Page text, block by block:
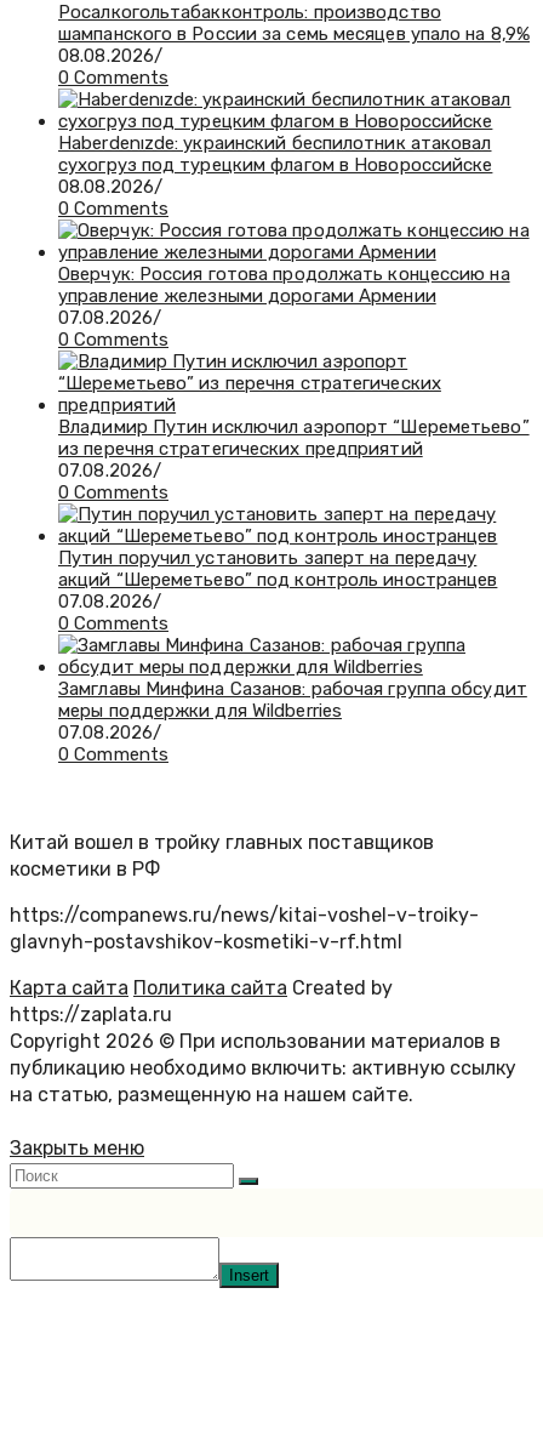
Росалкогольтабакконтроль: производство
шампанского в России за семь месяцев упало на 8,9%
08.08.2026/
0 Comments
Haberdenızde: украинский беспилотник атаковал
сухогруз под турецким флагом в Новороссийске
08.08.2026/
0 Comments
Оверчук: Россия готова продолжать концессию на
управление железными дорогами Армении
07.08.2026/
0 Comments
Владимир Путин исключил аэропорт “Шереметьево”
из перечня стратегических предприятий
07.08.2026/
0 Comments
Путин поручил установить заперт на передачу
акций “Шереметьево” под контроль иностранцев
07.08.2026/
0 Comments
Замглавы Минфина Сазанов: рабочая группа обсудит
меры поддержки для Wildberries
07.08.2026/
0 Comments
Китай вошел в тройку главных поставщиков
косметики в РФ
https://companews.ru/news/kitai-voshel-v-troiky-
glavnyh-postavshikov-kosmetiki-v-rf.html
Карта сайта Политика сайта Created by
https://zaplata.ru
Copyright 2026 © При использовании материалов в
публикацию необходимо включить: активную ссылку
на статью, размещенную на нашем сайте.
Закрыть меню
Insert